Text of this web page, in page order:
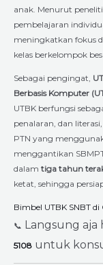
anak. Menurut
pembelajaran
meningkatkan fokus
kelas berkelompok
Sebagai pengingat,
Berbasis Komputer
UTBK berfungsi
penalaran, dan
PTN yang
menggantikan
dalam tiga tahun
ketat, sehingga
Bimbel UTBK SNBT
📞 Langsung aja
5108 untuk